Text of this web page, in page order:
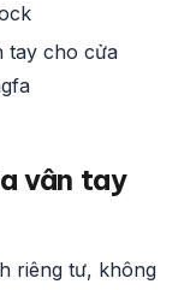
tay cho cửa
vân tay
riêng tư, không